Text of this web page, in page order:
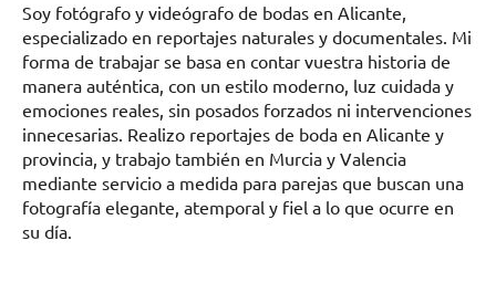
Soy fotógrafo y videógrafo de bodas en Alicante,
especializado en reportajes naturales y documentales. Mi
forma de trabajar se basa en contar vuestra historia de
manera auténtica, con un estilo moderno, luz cuidada y
emociones reales, sin posados forzados ni intervenciones
innecesarias. Realizo reportajes de boda en Alicante y
provincia, y trabajo también en Murcia y Valencia
mediante servicio a medida para parejas que buscan una
fotografía elegante, atemporal y fiel a lo que ocurre en
su día.